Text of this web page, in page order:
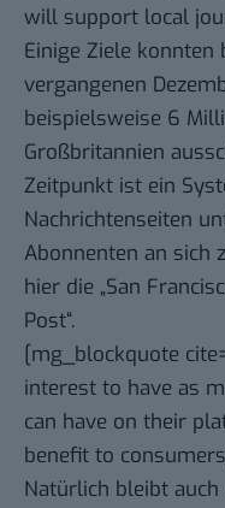
will support local
Einige Ziele
vergangenen
beispielsweise 6
Großbritannien
Zeitpunkt ist ein
Nachrichtenseiten
Abonnenten an sich
hier die „San
Post“.
[mg_blockquote
interest to have as
can have on their
benefit to
Natürlich bleibt